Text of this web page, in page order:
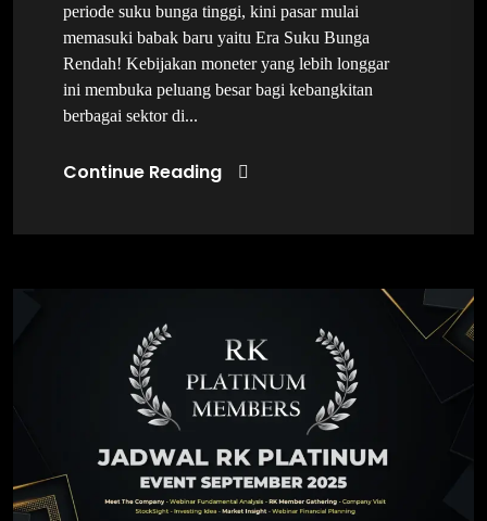
periode suku bunga tinggi, kini pasar mulai
memasuki babak baru yaitu Era Suku Bunga
Rendah! Kebijakan moneter yang lebih longgar
ini membuka peluang besar bagi kebangkitan
berbagai sektor di...
Continue Reading